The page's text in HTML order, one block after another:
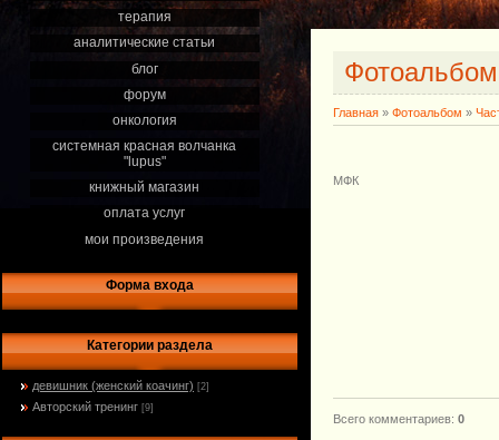
терапия
аналитические статьи
блог
форум
онкология
системная красная волчанка
"lupus"
книжный магазин
оплата услуг
мои произведения
Форма входа
Категории раздела
девишник (женский коачинг) [2]
Авторский тренинг [9]
Главная » Фотоальбом »
МФК
Всего комментариев: 0